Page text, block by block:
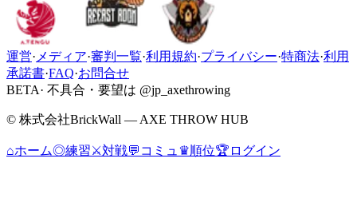
運営· メディア·審判一覧·利用規約·プライバシー·特商法·利用
承諾書·FAQ·お問合せ
BETA· 不具合・要望は @jp_axethrowing
© 株式会社BrickWall — AXE THROW HUB
⌂ホーム◎練習⚔対戦💬 コミュ ♛順位🏆 ログイン